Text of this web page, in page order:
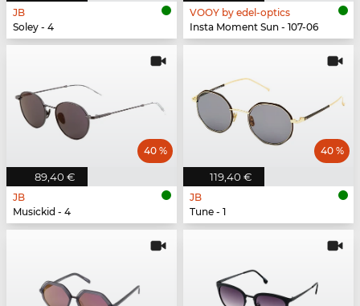
JB
Soley - 4
VOOY by edel-optics
Insta Moment Sun - 107-06
89,40 €
40 %
JB
Musickid - 4
119,40 €
40 %
JB
Tune - 1